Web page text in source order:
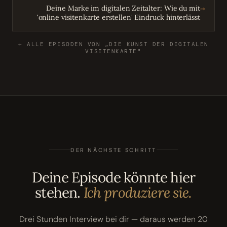
Deine Marke im digitalen Zeitalter: Wie du mit
'online visitenkarte erstellen' Eindruck hinterlässt
→
← ALLE EPISODEN VON „DIE KUNST DER DIGITALEN
VISITENKARTE"
DER NÄCHSTE SCHRITT
Deine Episode könnte hier
stehen.Ich produziere sie.
Drei Stunden Interview bei dir — daraus werden 20